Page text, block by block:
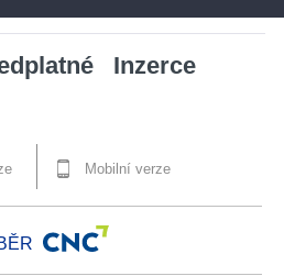
Inzerce
Mobilní verze